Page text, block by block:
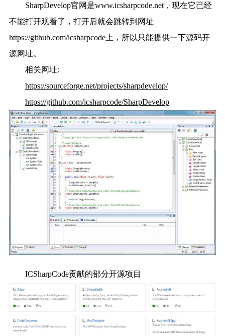
SharpDevelop官网是www.icsharpcode.net，现在它已经
不能打开观看了，打开后就会跳转到网址
https://github.com/icsharpcode上，所以只能提供一下源码开
源网址。
相关网址:
https://sourceforge.net/projects/sharpdevelop/
https://github.com/icsharpcode/SharpDevelop
ICSharpCode贡献的部分开源项目